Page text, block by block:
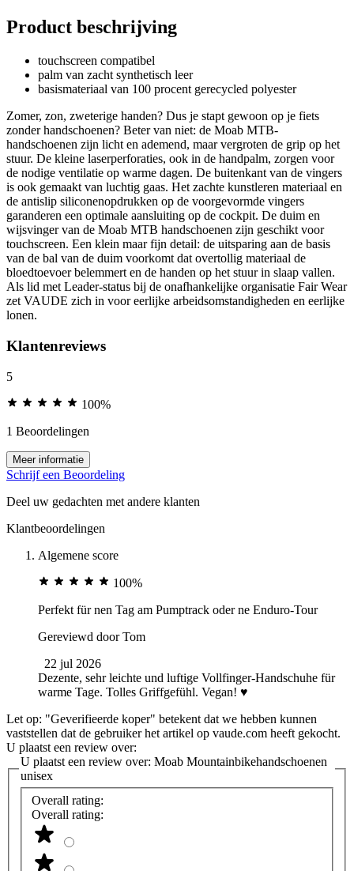
Product beschrijving
touchscreen compatibel
palm van zacht synthetisch leer
basismateriaal van 100 procent gerecycled polyester
Zomer, zon, zweterige handen? Dus je stapt gewoon op je fiets
zonder handschoenen? Beter van niet: de Moab MTB-
handschoenen zijn licht en ademend, maar vergroten de grip op het
stuur. De kleine laserperforaties, ook in de handpalm, zorgen voor
de nodige ventilatie op warme dagen. De buitenkant van de vingers
is ook gemaakt van luchtig gaas. Het zachte kunstleren materiaal en
de antislip siliconenopdrukken op de voorgevormde vingers
garanderen een optimale aansluiting op de cockpit. De duim en
wijsvinger van de Moab MTB handschoenen zijn geschikt voor
touchscreen. Een klein maar fijn detail: de uitsparing aan de basis
van de bal van de duim voorkomt dat overtollig materiaal de
bloedtoevoer belemmert en de handen op het stuur in slaap vallen.
Als lid met Leader-status bij de onafhankelijke organisatie Fair Wear
zet VAUDE zich in voor eerlijke arbeidsomstandigheden en eerlijke
lonen.
Klantenreviews
5
100%
1 Beoordelingen
Meer informatie
Schrijf een Beoordeling
Deel uw gedachten met andere klanten
Klantbeoordelingen
Algemene score
100%
Perfekt für nen Tag am Pumptrack oder ne Enduro-Tour
Gereviewd doorTom
22 jul 2026
Dezente, sehr leichte und luftige Vollfinger-Handschuhe für
warme Tage. Tolles Griffgefühl. Vegan! ♥️
Let op: "Geverifieerde koper" betekent dat we hebben kunnen
vaststellen dat de gebruiker het artikel op vaude.com heeft gekocht.
U plaatst een review over:
U plaatst een review over: Moab Mountainbikehandschoenen
unisex
Overall rating:
Overall rating: